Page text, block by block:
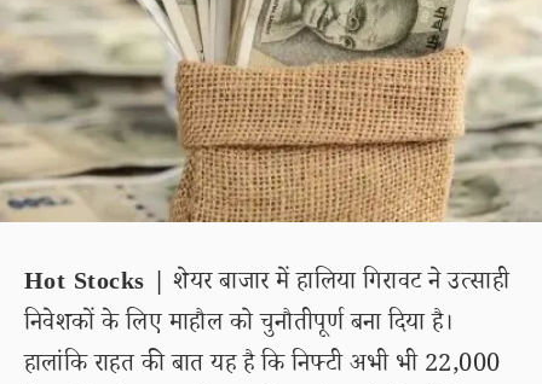
Hot Stocks | शेयर बाजार में हालिया गिरावट ने उत्साही
निवेशकों के लिए माहौल को चुनौतीपूर्ण बना दिया है।
हालांकि राहत की बात यह है कि निफ्टी अभी भी 22,000